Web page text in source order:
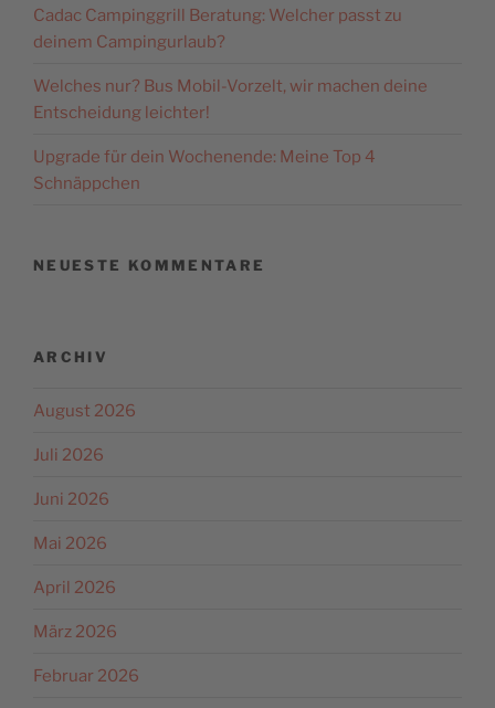
Akzeptieren
Consent Management
Platform&eRecht24
Cadac Campinggrill Beratung: Welcher passt zu
deinem Campingurlaub?
Welches nur? Bus Mobil-Vorzelt, wir machen deine
Entscheidung leichter!
Upgrade für dein Wochenende: Meine Top 4
Schnäppchen
NEUESTE KOMMENTARE
ARCHIV
August 2026
Juli 2026
Juni 2026
Mai 2026
April 2026
März 2026
Februar 2026